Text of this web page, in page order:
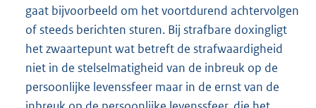
gaat bijvoorbeeld om het voortdurend achtervolgen
of steeds berichten sturen. Bij strafbare doxingligt
het zwaartepunt wat betreft de strafwaardigheid
niet in de stelselmatigheid van de inbreuk op de
persoonlijke levenssfeer maar in de ernst van de